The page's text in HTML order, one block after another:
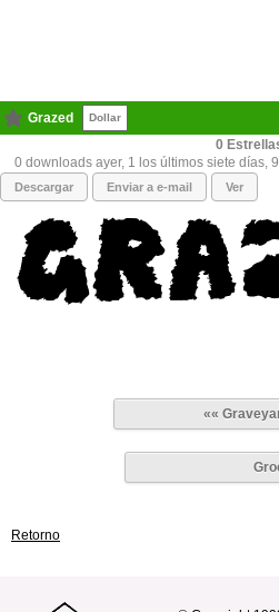
Grazed Dollar
0
0 downloads ayer, 1 los últimos siete días,
Descargar Enviar a e-mail Ver
««
Retorno